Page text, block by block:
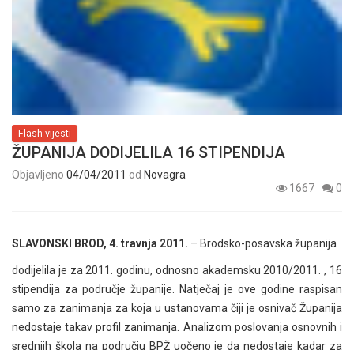
Flash vijesti
ŽUPANIJA DODIJELILA 16 STIPENDIJA
Objavljeno 04/04/2011 od Novagra
1667
0
SLAVONSKI BROD, 4. travnja 2011. – Brodsko-posavska županija
dodijelila je za 2011. godinu, odnosno akademsku 2010/2011. , 16
stipendija za područje županije. Natječaj je ove godine raspisan
samo za zanimanja za koja u ustanovama čiji je osnivač Županija
nedostaje takav profil zanimanja. Analizom poslovanja osnovnih i
srednjih škola na području BPŽ uočeno je da nedostaje kadar za